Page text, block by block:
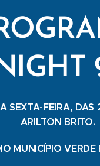
SEXTA-FEIRA,
ARILTON BRITO.
MUNICÍPIO VERDE